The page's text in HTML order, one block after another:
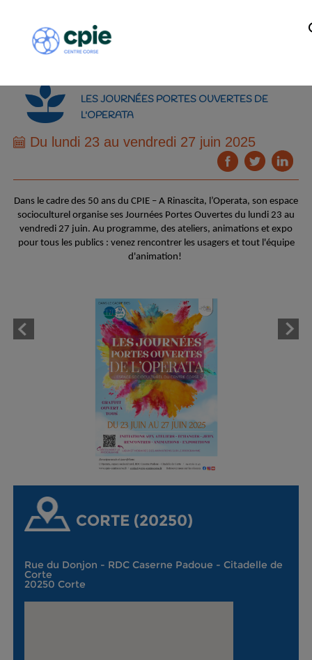
LES JOURNÉES PORTES OUVERTES DE
L'OPERATA
Du lundi 23 au vendredi 27 juin 2025
Dans le cadre des 50 ans du CPIE – A Rinascita, l’Operata, son espace
socioculturel organise ses Journées Portes Ouvertes du lundi 23 au
vendredi 27 juin. Au programme, des ateliers, animations et expo
pour tous les publics : venez rencontrer les usagers et tout l'équipe
d'animation!
CORTE (20250)
Rue du Donjon - RDC Caserne Padoue - Citadelle de
Corte
20250 Corte